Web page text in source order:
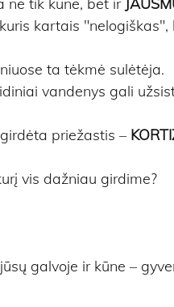
kartais "nelogiškas",
ta tėkmė sulėtėja.
vandenys gali
priežastis –
vis dažniau girdime?
galvoje ir kūne –